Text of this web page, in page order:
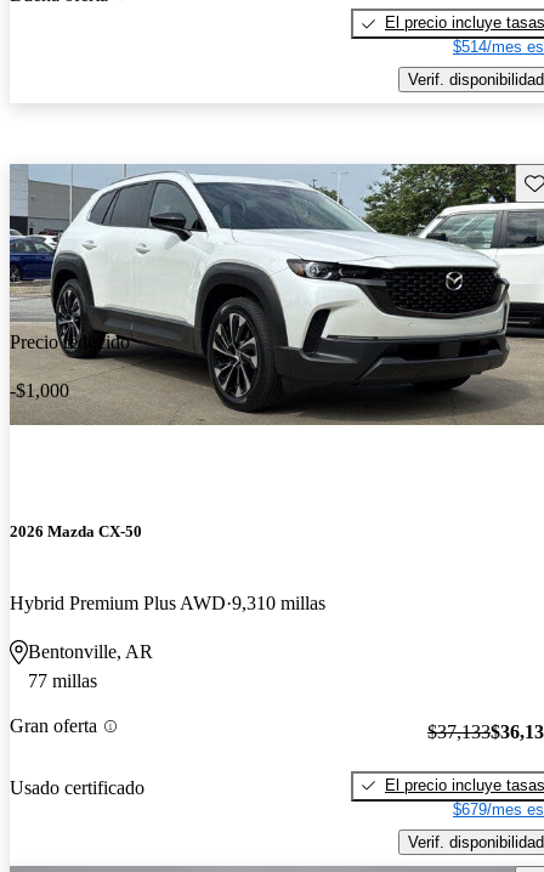
El precio incluye tasas
$514/mes
Verif. disponibilidad
Precio reducido
-$1,000
2026 Mazda CX-50
Hybrid Premium Plus AWD 9,310 millas
Bentonville, AR
77 millas
Gran oferta
Usado certificado
$37,133
El precio incluye tasas
$679/mes
Verif. disponibilidad